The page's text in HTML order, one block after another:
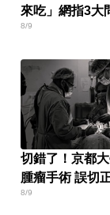
來吃」網指3大
打到爛
8/9
切錯了！京都
腫瘤手術 誤切
8/9